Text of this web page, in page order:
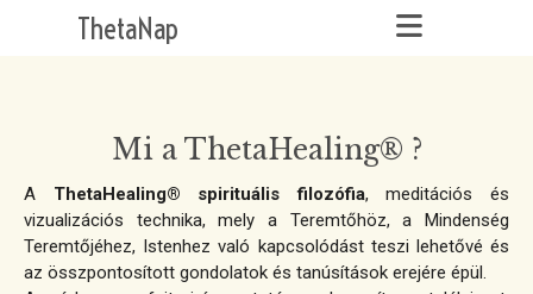
ThetaNap
Mi a ThetaHealing® ?
A ThetaHealing® spirituális filozófia, meditációs és
vizualizációs technika, mely a Teremtőhöz, a Mindenség
Teremtőjéhez, Istenhez való kapcsolódást teszi lehetővé és
az összpontosított gondolatok és tanúsítások erejére épül.